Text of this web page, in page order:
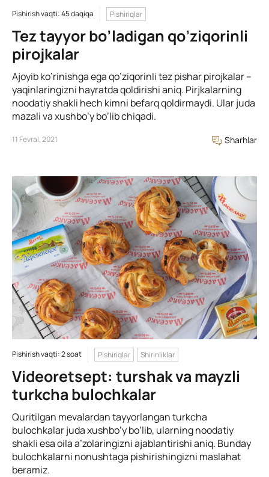
Pishirish vaqti: 45 daqiqa Pishiriqlar
Tez tayyor bo’ladigan qo’ziqorinli
pirojkalar
Ajoyib ko’rinishga ega qo’ziqorinli tez pishar pirojkalar –
yaqinlaringizni hayratda qoldirishi aniq. Pirjkalarning
noodatiy shakli hech kimni befarq qoldirmaydi. Ular juda
mazali va xushbo’y bo’lib chiqadi.
11 Fevral, 2021 Sharhlar
Pishirish vaqti: 2 soat Pishiriqlar Shirinliklar
Videoretsept: turshak va mayzli
turkcha bulochkalar
Quritilgan mevalardan tayyorlangan turkcha
bulochkalar juda xushbo’y bo’lib, ularning noodatiy
shakli esa oila a’zolaringizni ajablantirishi aniq. Bunday
bulochkalarni nonushtaga pishirishingizni maslahat
beramiz.